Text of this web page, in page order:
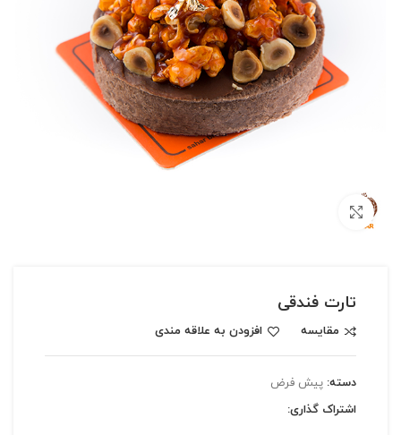
تارت فندقی
مقایسه افزودن به علاقه مندی
دسته: پیش فرض
اشتراک گذاری: